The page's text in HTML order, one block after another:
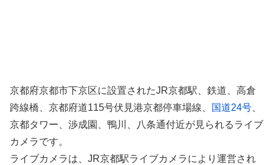
京都府京都市下京区に設置されたJR京都駅、鉄道、高倉
跨線橋、京都府道115号伏見港京都停車場線、
国道24号、
京都タワー、渉成園、鴨川、八条通付近が見られるライブ
カメラです。
ライブカメラは、JR京都駅ライブカメラにより運営され